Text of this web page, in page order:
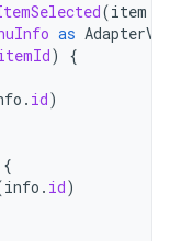
(item
as
)
{
. id)
{
info . id)